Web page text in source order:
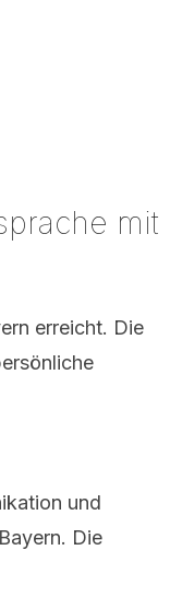
mit
erreicht. Die
und
Die